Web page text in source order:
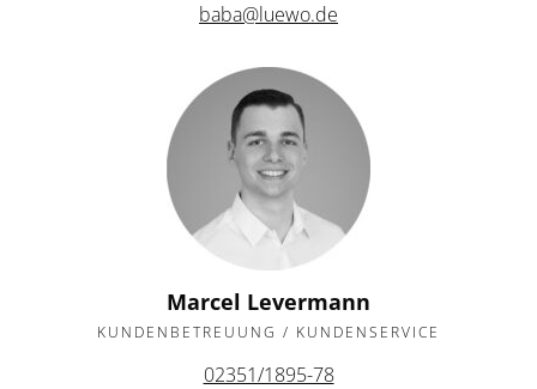
baba@luewo.de
Marcel Levermann
KUNDENBETREUUNG / KUNDENSERVICE
02351/1895-78